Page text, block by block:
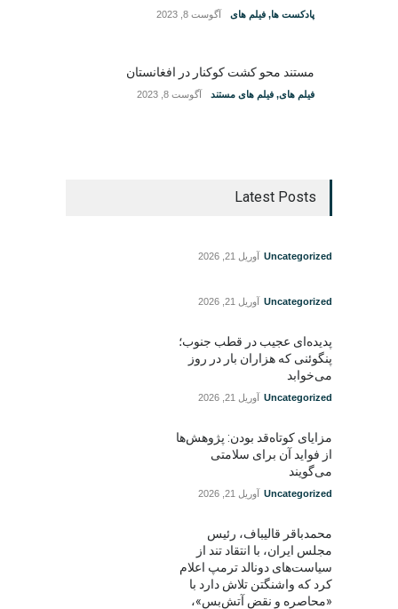
پادکست ها, فیلم های آگوست 8, 2023
مستند محو کشت کوکنار در افغانستان
فیلم های, فیلم های مستند آگوست 8, 2023
Latest Posts
Uncategorized آوریل 21, 2026
Uncategorized آوریل 21, 2026
پدیده‌ای عجیب در قطب جنوب؛
پنگوئنی که هزاران بار در روز
می‌خوابد
Uncategorized آوریل 21, 2026
مزایای کوتاه‌قد بودن: پژوهش‌ها
از فواید آن برای سلامتی
می‌گویند
Uncategorized آوریل 21, 2026
محمدباقر قالیباف، رئیس
مجلس ایران، با انتقاد تند از
سیاست‌های دونالد ترمپ اعلام
کرد که واشنگتن تلاش دارد با
«محاصره و نقض آتش‌بس»،